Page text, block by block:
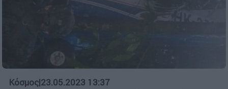
Κόσμος|23.05.2023 13:37